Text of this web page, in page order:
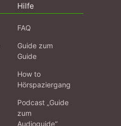
Hilfe
FAQ
Guide zum
Guide
How to
Hörspaziergang
Podcast „Guide
zum
Audioguide“